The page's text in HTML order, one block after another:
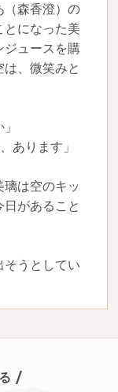
（森香澄）の
とになった美
ジュースを購
、微笑みと
あります」
は空のキッ
があること
そうとしてい